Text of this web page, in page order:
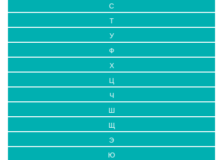
С
Т
У
Ф
Х
Ц
Ч
Ш
Щ
Э
Ю